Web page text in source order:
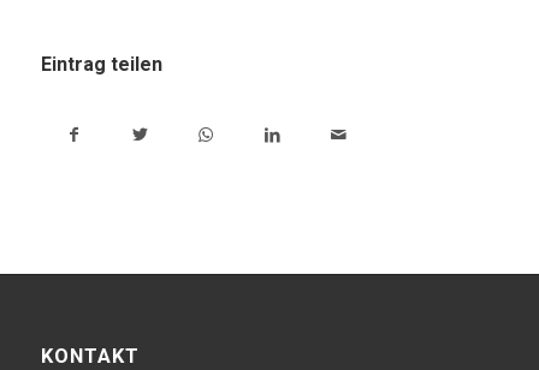
Eintrag teilen
KONTAKT